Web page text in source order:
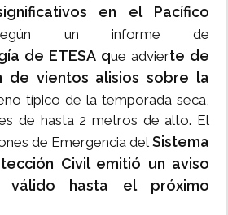
en el Pacífico
un informe de
de ETESA que advierte de
de vientos alisios sobre la
típico de la temporada seca,
de hasta 2 metros de alto. El
de Emergencia del Sistema
Civil emitió un aviso
válido hasta el próximo